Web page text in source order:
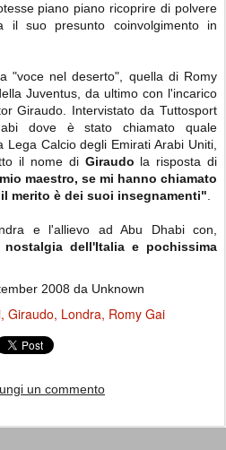
piano piano ricoprire di polvere
il suo presunto coinvolgimento in
"voce nel deserto", quella di Romy
Juventus, da ultimo con l'incarico
Giraudo. Intervistato da Tuttosport
dove è stato chiamato quale
Calcio degli Emirati Arabi Uniti,
il nome di Giraudo la risposta di
maestro, se mi hanno chiamato
merito è dei suoi insegnamenti"
e l'allievo ad Abu Dhabi con,
nostalgia dell'Italia e pochissima
2008 da Unknown
Giraudo Londra Romy Gai
un commento